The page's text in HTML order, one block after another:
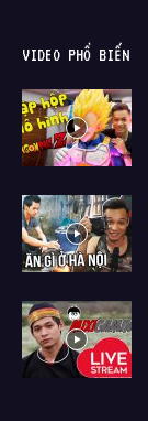
VIDEO PHỔ BIẾN